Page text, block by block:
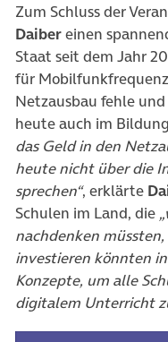
Zum Schluss der
Daibereinen
Staat seit dem Jahr
für
Netzausbau fehle
heute auch im
das Geld in den
heute nicht über die
sprechen“, erklärte
Schulen im Land, die
nachdenken
investieren könnten
Konzepte, um alle
digitalem Unterricht